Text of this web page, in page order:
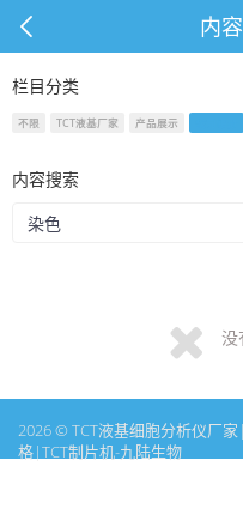
内
栏目分类
不限 TCT液基厂家 产品展示
内容搜索
没
2026 © TCT液基细胞分析仪厂
格|TCT制片机-九陆生物